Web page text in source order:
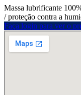
Massa lubrificante
/ proteção contra a
Faça login para ver o